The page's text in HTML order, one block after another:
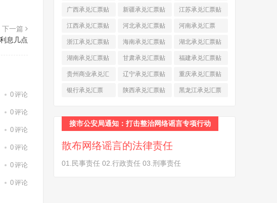
下一篇
息几点
0评论
0评论
0评论
0评论
0评论
0评论
现(874)
现(463)
(979)
广西承兑汇票贴
现(278)
新疆承兑汇票贴
现(264)
江苏承兑汇票贴
现(774)
江西承兑汇票贴
现(366)
河北承兑汇票贴
现(374)
河南承兑汇票
(518)
浙江承兑汇票贴
现(691)
海南承兑汇票贴
现(145)
湖北承兑汇票贴
现(587)
湖南承兑汇票贴
现(453)
甘肃承兑汇票贴
现(194)
福建承兑汇票贴
现(945)
贵州商业承兑汇
票(284)
辽宁承兑汇票贴
现(344)
重庆承兑汇票贴
现(232)
银行承兑汇票
陕西承兑汇票贴
黑龙江承兑汇票
接市公安局通知：打击整治网络谣言专项行动
散布网络谣言的法律责任
01.民事责任 02.行政责任 03.刑事责任